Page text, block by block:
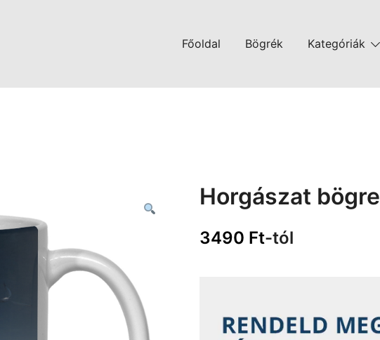
Főoldal Bögrék Kategóriák
Horgászat bögre
3490 Ft-tól